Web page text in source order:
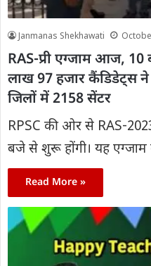
Janmanas Shekhawati
RAS-प्री एग्जाम आज, 10
लाख 97 हजार कैंडिडेट्स
जिलों में 2158 सेंटर
RPSC की ओर से RAS-2023
बजे से शुरू होंगी। यह एग्जाम
Read More »